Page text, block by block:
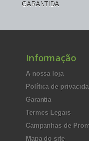
GARANTIDA
Informação
A nossa loja
Política de
Garantia
Termos Legais
Campanhas de
Mapa do site